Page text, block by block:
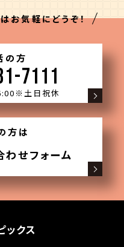
お気軽にどうぞ！
の方
7111
※土日祝休
方は
わせフォーム
ックス